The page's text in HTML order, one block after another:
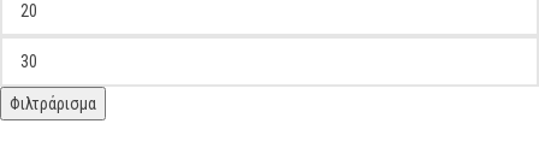
Φιλτράρισμα